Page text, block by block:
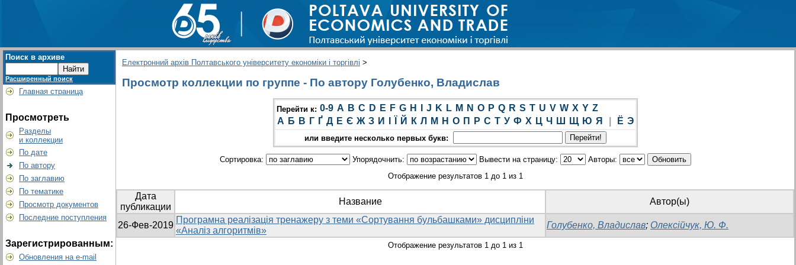
Поиск в архиве
Расширенный поиск
Главная страница
Просмотреть
Разделы
и коллекции
По дате
По автору
По заглавию
По тематике
Просмотр документов
Последние поступления
Зарегистрированным:
Обновления на e-mail
Електронний архів Полтавського університету економіки і торгівлі >
Просмотр коллекции по группе - По автору Голубенко, Владислав
Перейти к: 0-9 A B C D E F G H J K L M N O P Q R S T U V W X Y Z
А Б В Г Ґ Д Е Є Ж З И Й К Л М Н О П Р С Т У Ф Х Ц Ч Ш Щ Ю Я Ё Э
или введите несколько первых букв:
Сортировка: Упорядочнить: Вывести на страницу:
Авторы:
Отображение результатов 1 до 1 из 1
Дата
публикации
Название Автор(ы)
26-Фев-2019
Програмна реалізація тренажеру з теми «Сортування бульбашками» дисципліни
«Аналіз алгоритмів»
Голубенко, Владислав; Олексійчук, Ю. Ф.
Отображение результатов 1 до 1 из 1